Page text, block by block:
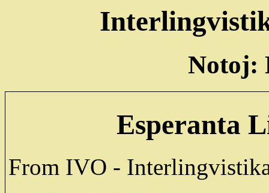
Notoj:
Esperanta
From IVO -